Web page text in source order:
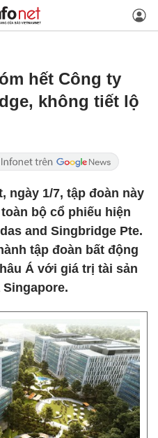
hết Công ty
không tiết lộ
ngày 1/7, tập đoàn này
bộ cổ phiếu hiện
and Singbridge Pte.
tập đoàn bất động
Á với giá trị tài sản